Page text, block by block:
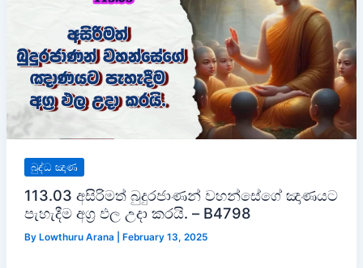
බුද්ධ ඤාණ
113.03 අසිරිමත් බුදුරජාණන් වහන්සේගේ ඤාණයට
පැහැදීම අග්‍ර ඵල උදා කරයි. – B4798
By Lowthuru Arana February 13, 2025